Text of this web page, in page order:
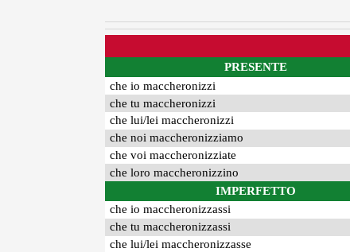
PRESENTE
che io maccheronizzi
che tu maccheronizzi
che lui/lei maccheronizzi
che noi maccheronizziamo
che voi maccheronizziate
che loro maccheronizzino
IMPERFETTO
che io maccheronizzassi
che tu maccheronizzassi
che lui/lei maccheronizzasse